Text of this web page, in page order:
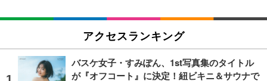
アクセスランキング
バスケ女子・すみぽん、1st写真集のタイトル
が『オフコート』に決定！紐ビキニ＆サウナで